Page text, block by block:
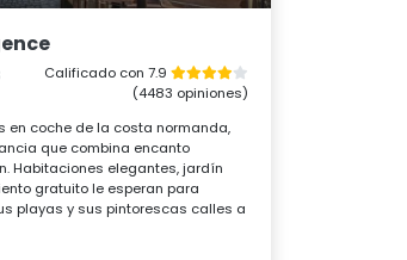
Calificado con 7.9
(4483 opiniones)
en coche de la costa normanda,
que combina encanto
Habitaciones elegantes, jardín
gratuito le esperan para
playas y sus pintorescas calles a